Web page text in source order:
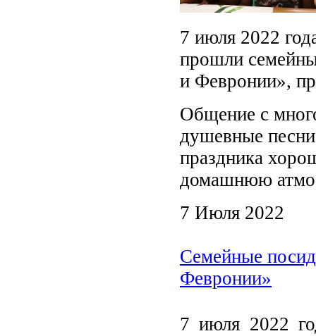
7 июля 2022
прошли
и Февронии»,
Общение с
душевные
праздника
домашнюю
7 Июля 2022
Семейные
Февронии»
7 июля 2022